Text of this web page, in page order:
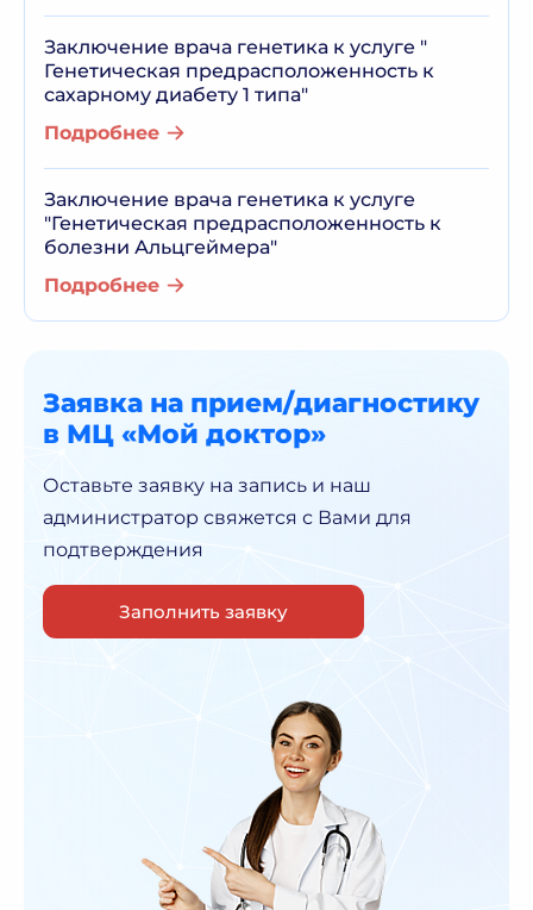
Заключение врача генетика к услуге "
Генетическая предрасположенность к
сахарному диабету 1 типа"
Подробнее
Заключение врача генетика к услуге
"Генетическая предрасположенность к
болезни Альцгеймера"
Подробнее
Заявка на прием/диагностику
в МЦ «Мой доктор»
Оставьте заявку на запись и наш
администратор свяжется с Вами для
подтверждения
Заполнить заявку